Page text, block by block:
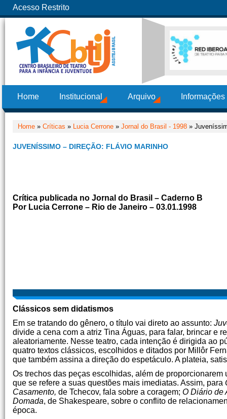
Acesso Restrito
Home Institucional Arquivo
Home » Críticas » Lucia Cerrone » Jornal do Brasil - 1998 »
JUVENÍSSIMO – DIREÇÃO: FLÁVIO MARINHO
Crítica publicada no Jornal do Brasil – Caderno B
Por Lucia Cerrone – Rio de Janeiro – 03.01.1998
Clássicos sem didatismos
Em se tratando do gênero, o título vai direto ao assunto:
divide a cena com a atriz Tina Águas, para falar, brincar e
aleatoriamente. Nesse teatro, cada intenção é dirigida ao
quatro textos clássicos, escolhidos e ditados por Millôr
que também assina a direção do espetáculo. A plateia,
Os trechos das peças escolhidas, além de
que se refere a suas questões mais imediatas. Assim, para
Casamento, de Tchecov, fala sobre a coragem; O Diário de
Domada, de Shakespeare, sobre o conflito de
época.